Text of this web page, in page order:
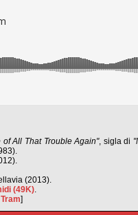
of All That Trouble Again", sigla di
(2013).
(49K).
]